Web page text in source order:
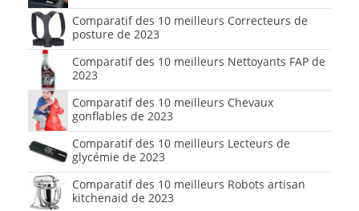
Comparatif des 10 meilleurs Correcteurs de
posture de 2023
Comparatif des 10 meilleurs Nettoyants FAP de
2023
Comparatif des 10 meilleurs Chevaux
gonflables de 2023
Comparatif des 10 meilleurs Lecteurs de
glycémie de 2023
Comparatif des 10 meilleurs Robots artisan
kitchenaid de 2023